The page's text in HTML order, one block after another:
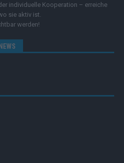
individuelle Kooperation – erreiche
sie aktiv ist.
werden!